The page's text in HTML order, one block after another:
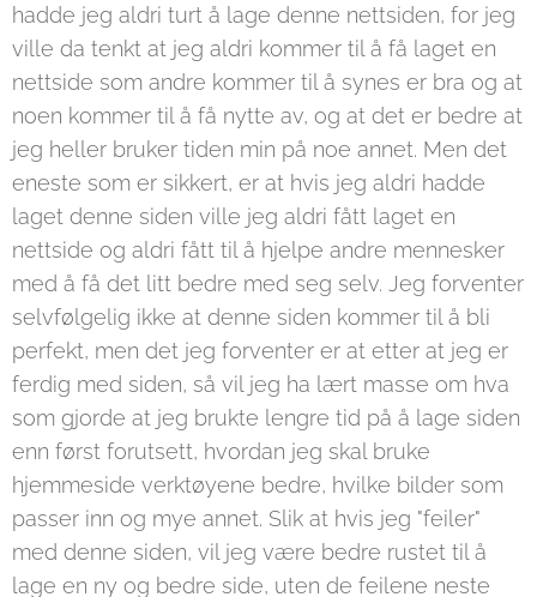
hadde jeg aldri turt å lage denne nettsiden, for jeg
ville da tenkt at jeg aldri kommer til å få laget en
nettside som andre kommer til å synes er bra og at
noen kommer til å få nytte av, og at det er bedre at
jeg heller bruker tiden min på noe annet. Men det
eneste som er sikkert, er at hvis jeg aldri hadde
laget denne siden ville jeg aldri fått laget en
nettside og aldri fått til å hjelpe andre mennesker
med å få det litt bedre med seg selv. Jeg forventer
selvfølgelig ikke at denne siden kommer til å bli
perfekt, men det jeg forventer er at etter at jeg er
ferdig med siden, så vil jeg ha lært masse om hva
som gjorde at jeg brukte lengre tid på å lage siden
enn først forutsett, hvordan jeg skal bruke
hjemmeside verktøyene bedre, hvilke bilder som
passer inn og mye annet. Slik at hvis jeg "feiler"
med denne siden, vil jeg være bedre rustet til å
lage en ny og bedre side, uten de feilene neste